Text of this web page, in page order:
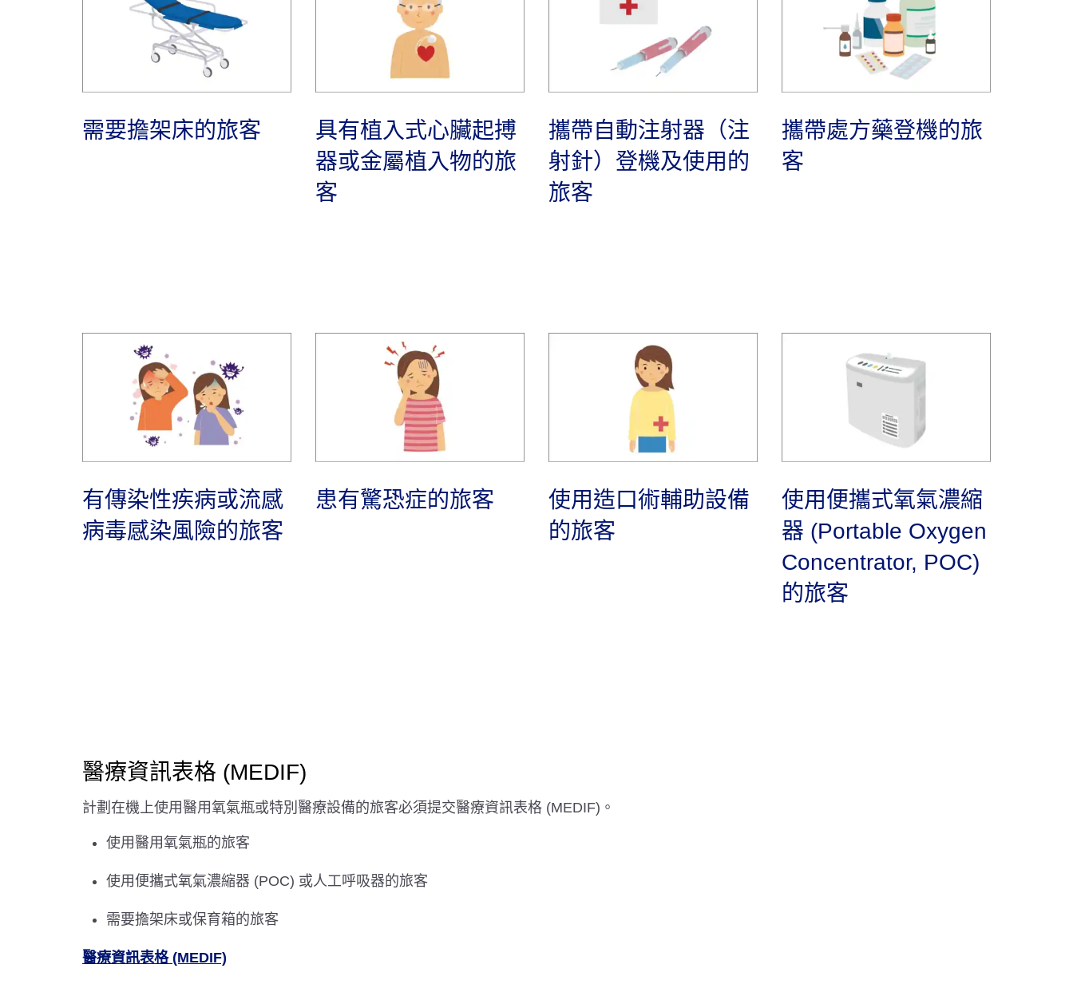
需要擔架床的旅客
具有植入式心臟起搏
器或金屬植入物的旅
客
攜帶自動注射器（注
射針）登機及使用的
旅客
攜帶處方藥登機的旅
客
有傳染性疾病或流感
病毒感染風險的旅客
患有驚恐症的旅客
使用造口術輔助設備
的旅客
使用便攜式氧氣濃縮
器 (Portable Oxygen
Concentrator, POC)
的旅客
醫療資訊表格 (MEDIF)
計劃在機上使用醫用氧氣瓶或特別醫療設備的旅客必須提交醫療資訊表格 (MEDIF)。
使用醫用氧氣瓶的旅客
使用便攜式氧氣濃縮器 (POC) 或人工呼吸器的旅客
需要擔架床或保育箱的旅客
醫療資訊表格 (MEDIF)